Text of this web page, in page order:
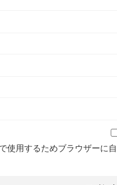
使用するためブラウザーに